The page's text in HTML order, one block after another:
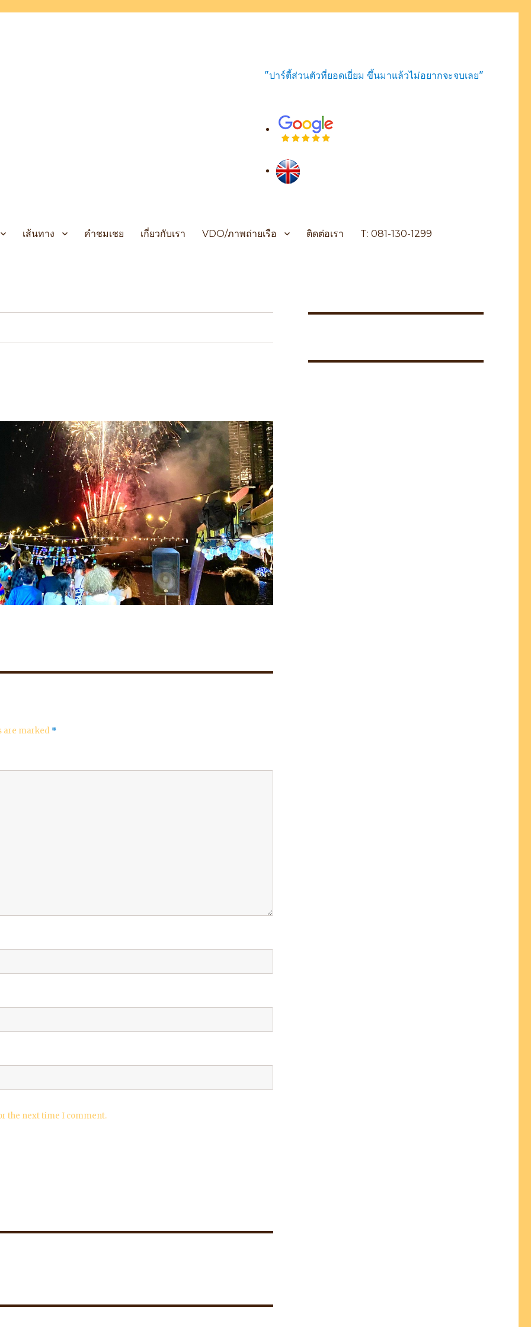
"ปาร์ตี้ส่วนตัวที่ยอดเยี่ยม ขึ้นมาแล้วไม่อยากจะจบเลย"
เส้นทาง คำชมเชย เกี่ยวกับเรา VDO/ภาพถ่ายเรือ ติดต่อเรา T: 081-130-1299
are marked *
the next time I comment.